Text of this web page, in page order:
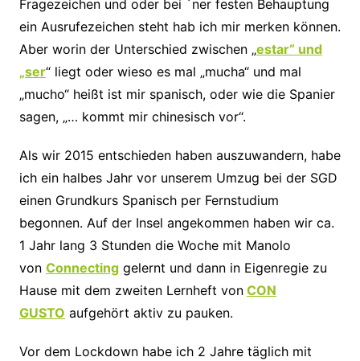
Fragezeichen und oder bei ´ner festen Behauptung
ein Ausrufezeichen steht hab ich mir merken können.
Aber worin der Unterschied zwischen „estar“ und
„ser“ liegt oder wieso es mal „mucha“ und mal
„mucho“ heißt ist mir spanisch, oder wie die Spanier
sagen, „… kommt mir chinesisch vor“.
Als wir 2015 entschieden haben auszuwandern, habe
ich ein halbes Jahr vor unserem Umzug bei der SGD
einen Grundkurs Spanisch per Fernstudium
begonnen. Auf der Insel angekommen haben wir ca.
1 Jahr lang 3 Stunden die Woche mit Manolo
von Connectinggelernt und dann in Eigenregie zu
Hause mit dem zweiten Lernheft von CON
GUSTO aufgehört aktiv zu pauken.
Vor dem Lockdown habe ich 2 Jahre täglich mit